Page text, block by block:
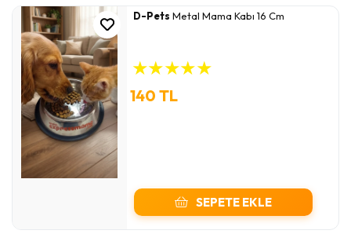
D-Pets Metal Mama Kabı 16 Cm
★★★★★
140 TL
SEPETE EKLE